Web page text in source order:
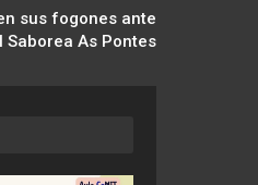
sus fogones ante
As Pontes